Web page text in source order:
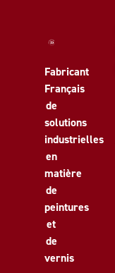
Fabricant
Français
de
solutions
industrielles
en
matière
de
peintures
et
de
vernis